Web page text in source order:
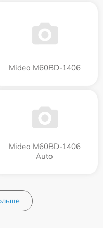
Midea M60BD-1406
Midea M60BD-1406
Auto